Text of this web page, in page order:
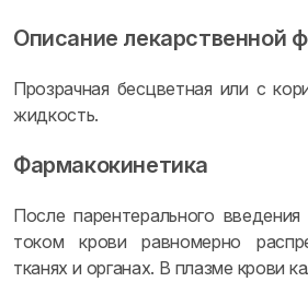
Описание лекарственной
Прозрачная бесцветная или с
жидкость.
Фармакокинетика
После парентерального
током крови равномерно
тканях и органах. В плазме крови